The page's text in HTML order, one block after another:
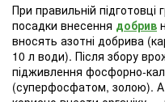
При правильній підготовці
посадки внесення добрив
вносять азотні добрива
10 л води). Після збору
підживлення фосфорно-
(суперфосфатом, золою).